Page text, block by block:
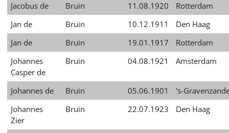
Jacobus de Bruin 11.08.1920
Rotterdam
Jan de
Bruin 10.12.1911
Den Haag
Jan de
Bruin 19.01.1917
Rotterdam
Johannes
Casper de
Bruin 04.08.1921 Amsterdam
Johannes de Bruin 05.06.1901
's-
Johannes
Zier
Bruin 22.07.1923 Den Haag